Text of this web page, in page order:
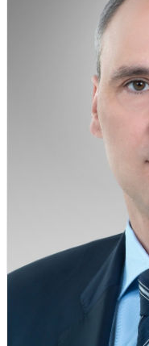
Личный кабинет
Управляйте
публикации и
Войти или